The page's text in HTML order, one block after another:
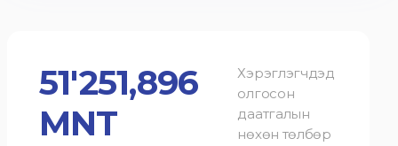
51'251,896
MNT
Хэрэглэгчдэд
олгосон
даатгалын
нөхөн төлбөр